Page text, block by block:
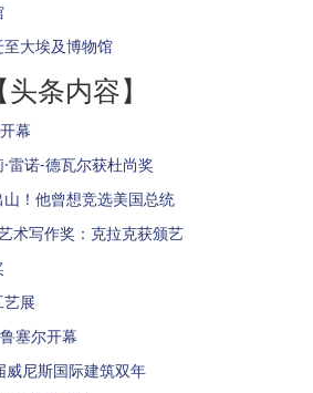
大埃及博物馆
【头条内容】
幕
雷诺-德瓦尔获杜尚奖
！他曾想竞选美国总统
术写作奖：克拉克获颁艺
展
塞尔开幕
威尼斯国际建筑双年